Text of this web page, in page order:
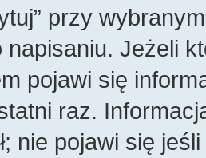
przy
Jeżeli
pojawi się
raz.
nie pojawi się